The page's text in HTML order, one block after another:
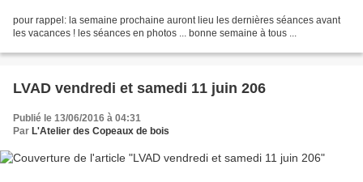
pour rappel: la semaine prochaine auront lieu les dernières séances avant
les vacances ! les séances en photos ... bonne semaine à tous ...
LVAD vendredi et samedi 11 juin 206
Publié le 13/06/2016 à 04:31
Par L'Atelier des Copeaux de bois